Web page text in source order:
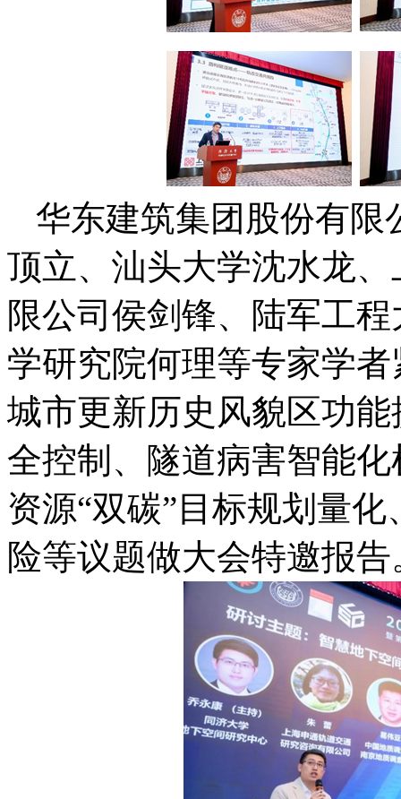
华东建筑集团股份有限
顶立、汕头大学沈水龙
限公司侯剑锋、陆军工
学研究院何理等专家学
城市更新历史风貌区功
全控制、隧道病害智能
资源“双碳”目标规划量
险等议题做大会特邀报告